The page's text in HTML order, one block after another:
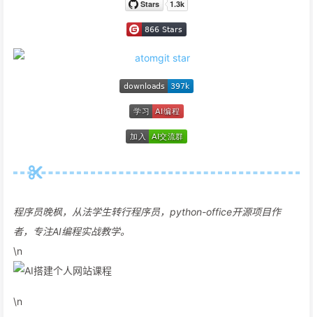
程序员晚枫，从法学生转行程序员，python-office开源项目作
者，专注AI编程实战教学。
\n
\n